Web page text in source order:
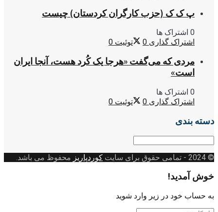
پ ک ک (حزب کارگران کردستان) چیست
0 اشتراک ها
اشتراک گذاری 0 توئیت 0
مردی که می‌گفت «هرجا یک کُرد هست، آنجا ایران
است»
0 اشتراک ها
اشتراک گذاری 0 توئیت 0
دسته بندی
© 2024
- تمامی حقوق برای سایت کوردپاریز محفوظ می باشد.
خوش آمدید!
به حساب خود در زیر وارد شوید